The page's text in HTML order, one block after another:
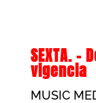
SEXTA.
vigencia
MUSIC